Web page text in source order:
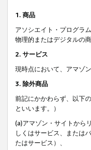
1. 商品
アソシエイト・プログラ
物理的またはデジタルの
2. サービス
現時点において、アマゾ
3. 除外商品
前記にかかわらず、以下
といいます。）
(a)アマゾン・サイトから
しくはサービス、または
たはサービス）、